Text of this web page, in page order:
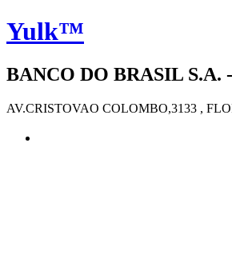
Yulk™
BANCO DO BRASIL S.A.
AV.CRISTOVAO COLOMBO,3133 ,